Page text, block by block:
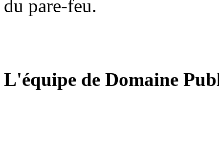
du pare-feu.
L'équipe de Domaine